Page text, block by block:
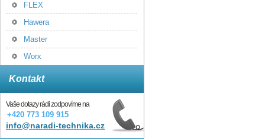
FLEX
Hawera
Master
Worx
Kontakt
Vaše dotazy rádi zodpovíme na
+420 773 109 915
info@naradi-technika.cz